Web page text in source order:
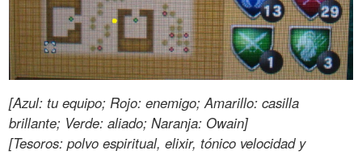
[Azul: tu equipo; Rojo: enemigo; Amarillo: casilla
brillante; Verde: aliado; Naranja: Owain]
[Tesoros: polvo espiritual, elixir, tónico velocidad y